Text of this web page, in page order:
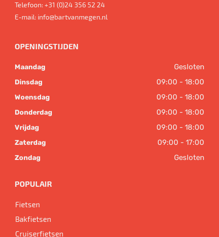
Telefoon:+31 (0)24 356 52 24
E-mail: info@bartvanmegen.nl
OPENINGSTIJDEN
Maandag Gesloten
Dinsdag 09:00 - 18:00
Woensdag 09:00 - 18:00
Donderdag 09:00 - 18:00
Vrijdag 09:00 - 18:00
Zaterdag 09:00 - 17:00
Zondag Gesloten
POPULAIR
Fietsen
Bakfietsen
Cruiserfietsen